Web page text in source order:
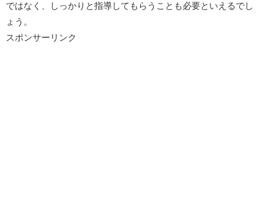
ではなく、しっかりと指導してもらうことも必要といえるでし
ょう。
スポンサーリンク